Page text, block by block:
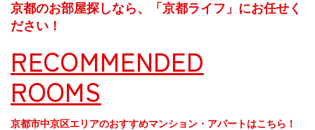
京都のお部屋探しなら、「京都ライフ」にお任せく
ださい！
RECOMMENDED
ROOMS
京都市中京区エリアのおすすめマンション・アパートはこちら！